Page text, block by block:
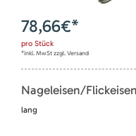
78,66€*
pro Stück
*inkl. MwSt zzgl. Versand
Nageleisen/
lang